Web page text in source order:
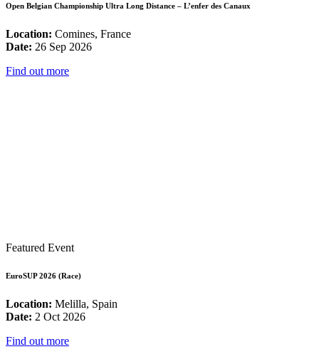
Open Belgian Championship Ultra Long Distance – L’enfer des Canaux
Location: Comines, France
Date: 26 Sep 2026
Find out more
Featured Event
EuroSUP 2026 (Race)
Location: Melilla, Spain
Date: 2 Oct 2026
Find out more